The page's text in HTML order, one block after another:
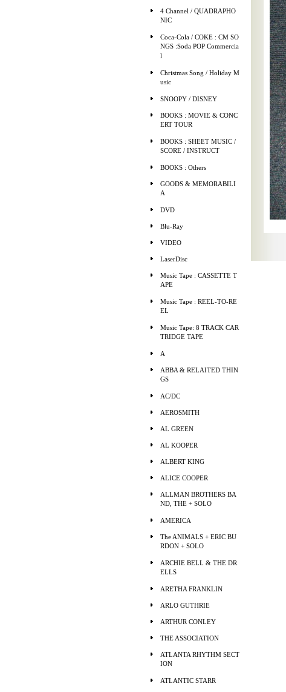
4 Channel / QUADRAPHO
NIC
Coca-Cola / COKE : CM SO
NGS :Soda POP Commercia
l
Christmas Song / Holiday M
usic
SNOOPY / DISNEY
BOOKS : MOVIE & CONC
ERT TOUR
BOOKS : SHEET MUSIC /
SCORE / INSTRUCT
BOOKS : Others
GOODS & MEMORABILI
A
DVD
Blu-Ray
VIDEO
LaserDisc
Music Tape : CASSETTE T
APE
Music Tape : REEL-TO-RE
EL
Music Tape: 8 TRACK CAR
TRIDGE TAPE
A
ABBA & RELAITED THIN
GS
AC/DC
AEROSMITH
AL GREEN
AL KOOPER
ALBERT KING
ALICE COOPER
ALLMAN BROTHERS BA
ND, THE + SOLO
AMERICA
The ANIMALS + ERIC BU
RDON + SOLO
ARCHIE BELL & THE DR
ELLS
ARETHA FRANKLIN
ARLO GUTHRIE
ARTHUR CONLEY
THE ASSOCIATION
ATLANTA RHYTHM SECT
ION
ATLANTIC STARR